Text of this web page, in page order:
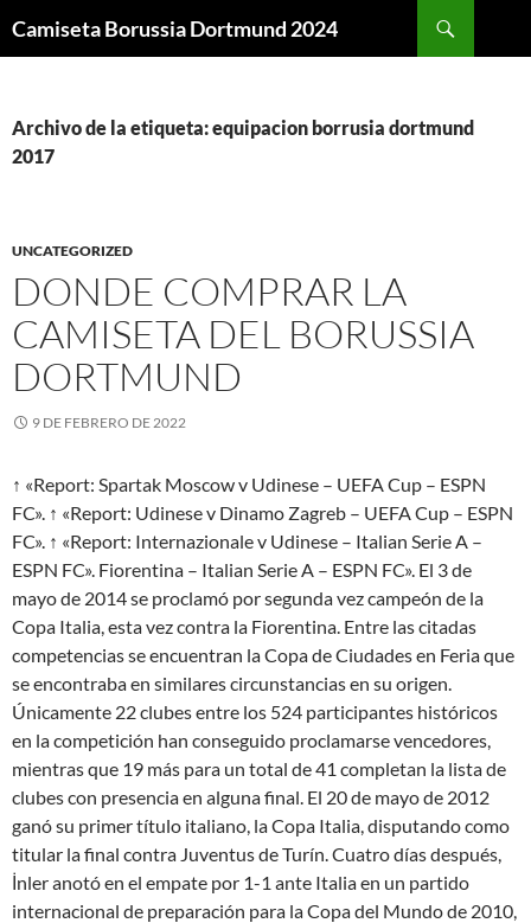
Camiseta Borussia Dortmund 2024
Archivo de la etiqueta: equipacion borrusia dortmund
2017
UNCATEGORIZED
DONDE COMPRAR LA
CAMISETA DEL BORUSSIA
DORTMUND
9 DE FEBRERO DE 2022
↑ «Report: Spartak Moscow v Udinese – UEFA Cup – ESPN
FC». ↑ «Report: Udinese v Dinamo Zagreb – UEFA Cup – ESPN
FC». ↑ «Report: Internazionale v Udinese – Italian Serie A –
ESPN FC». Fiorentina – Italian Serie A – ESPN FC». El 3 de
mayo de 2014 se proclamó por segunda vez campeón de la
Copa Italia, esta vez contra la Fiorentina. Entre las citadas
competencias se encuentran la Copa de Ciudades en Feria que
se encontraba en similares circunstancias en su origen.
Únicamente 22 clubes entre los 524 participantes históricos
en la competición han conseguido proclamarse vencedores,
mientras que 19 más para un total de 41 completan la lista de
clubes con presencia en alguna final. El 20 de mayo de 2012
ganó su primer título italiano, la Copa Italia, disputando como
titular la final contra Juventus de Turín. Cuatro días después,
İnler anotó en el empate por 1-1 ante Italia en un partido
internacional de preparación para la Copa del Mundo de 2010,